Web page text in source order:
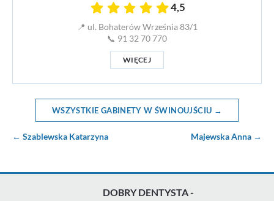
4,5
📍 ul. Bohaterów Września 83/1
📞 91 32 70 770
WIĘCEJ
WSZYSTKIE GABINETY W ŚWINOUJŚCIU →
← Szablewska Katarzyna Majewska Anna →
DOBRY DENTYSTA -